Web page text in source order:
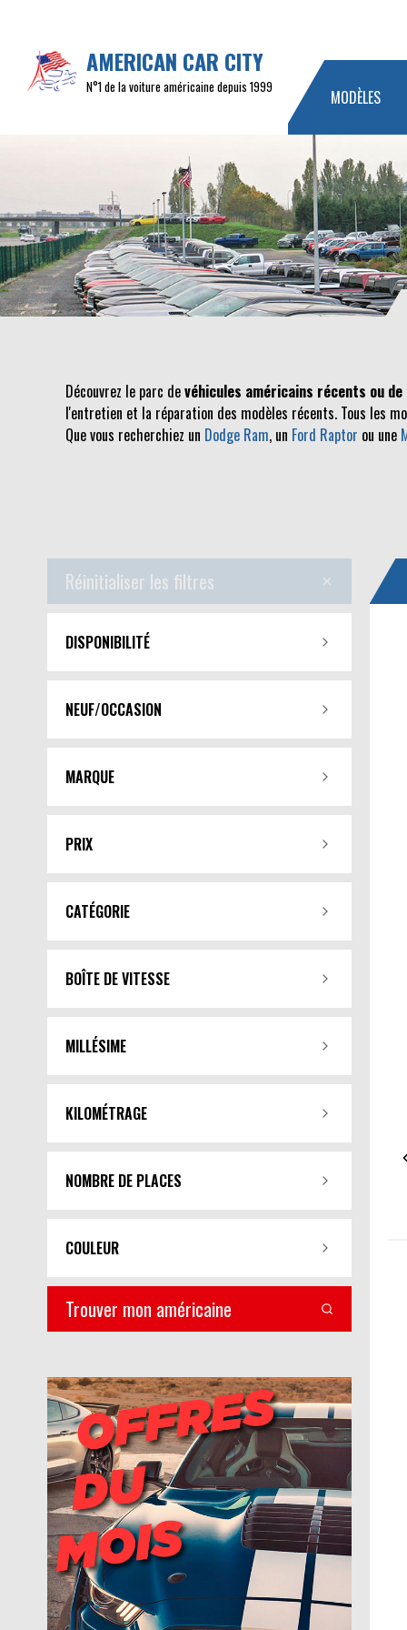
AMERICAN CAR CITY
N°1 de la voiture américaine depuis 1999 MODÈLES
Découvrez le parc devéhicules américains récents ou
l'entretien et la réparation des modèles récents. Tous les
Que vous recherchiez un Dodge Ram, un Ford Raptor ou une
Réinitialiser les filtres
DISPONIBILITÉ
NEUF/OCCASION
MARQUE
PRIX
CATÉGORIE
BOÎTE DE VITESSE
MILLÉSIME
KILOMÉTRAGE
NOMBRE DE PLACES
COULEUR
Trouver mon américaine